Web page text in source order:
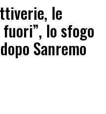
le
lo sfogo
Sanremo